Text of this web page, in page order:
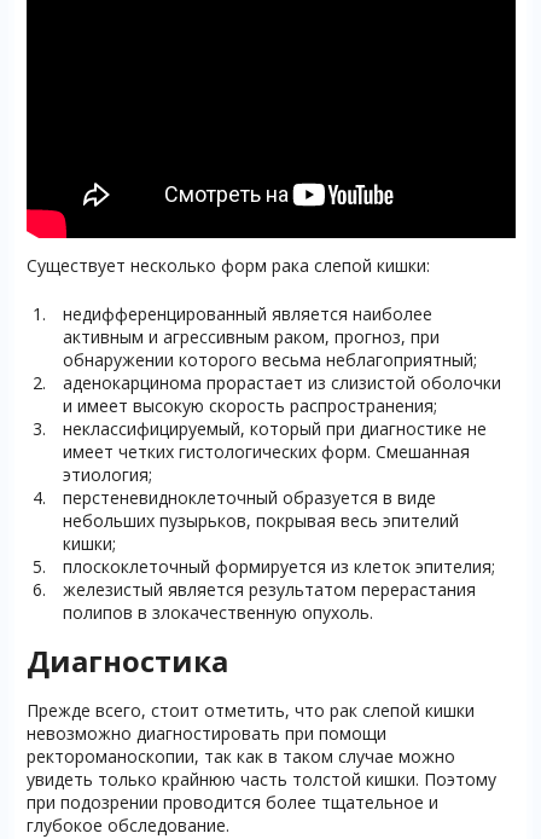
Существует несколько форм рака слепой кишки:
недифференцированный является наиболее
активным и агрессивным раком, прогноз, при
обнаружении которого весьма неблагоприятный;
аденокарцинома прорастает из слизистой оболочки
и имеет высокую скорость распространения;
неклассифицируемый, который при диагностике не
имеет четких гистологических форм. Смешанная
этиология;
перстеневидноклеточный образуется в виде
небольших пузырьков, покрывая весь эпителий
кишки;
плоскоклеточный формируется из клеток эпителия;
железистый является результатом перерастания
полипов в злокачественную опухоль.
Диагностика
Прежде всего, стоит отметить, что рак слепой кишки
невозможно диагностировать при помощи
ректороманоскопии, так как в таком случае можно
увидеть только крайнюю часть толстой кишки. Поэтому
при подозрении проводится более тщательное и
глубокое обследование.